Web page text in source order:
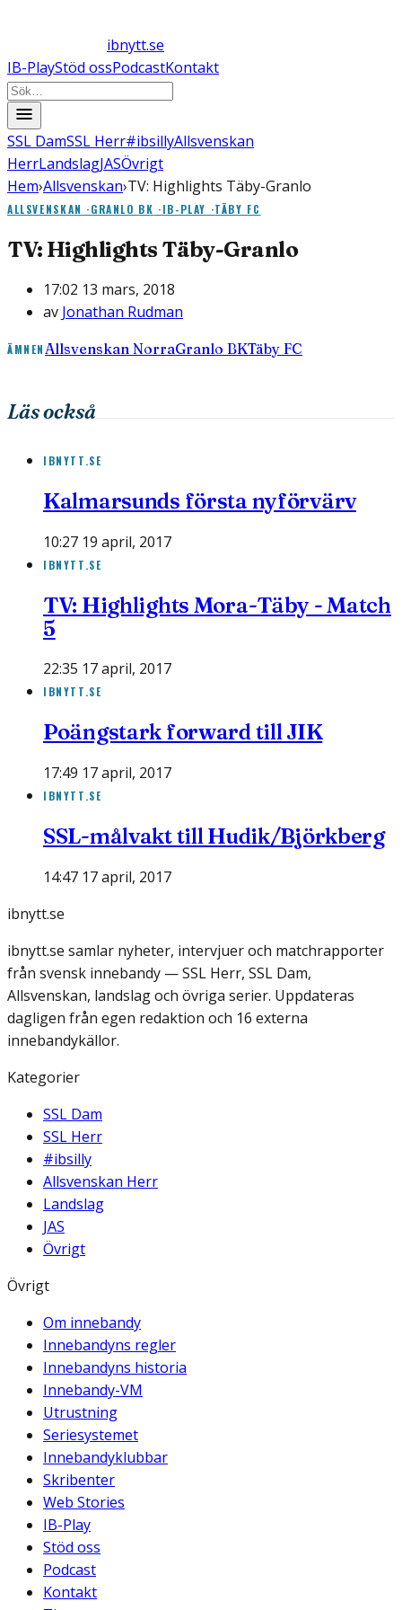
ibnytt.se
IB-PlayStöd ossPodcastKontakt
SSL DamSSL Herr#ibsillyAllsvenskan
HerrLandslagJASÖvrigt
Hem›Allsvenskan›TV: Highlights Täby-Granlo
ALLSVENSKAN ·GRANLO BK ·IB-PLAY ·TÄBY FC
TV: Highlights Täby-Granlo
17:02 13 mars, 2018
av Jonathan Rudman
ÄMNEN Allsvenskan NorraGranlo BKTäby FC
Läs också
IBNYTT.SE
Kalmarsunds första nyförvärv
10:27 19 april, 2017
IBNYTT.SE
TV: Highlights Mora-Täby - Match
5
22:35 17 april, 2017
IBNYTT.SE
Poängstark forward till JIK
17:49 17 april, 2017
IBNYTT.SE
SSL-målvakt till Hudik/Björkberg
14:47 17 april, 2017
ibnytt.se
ibnytt.se samlar nyheter, intervjuer och matchrapporter
från svensk innebandy — SSL Herr, SSL Dam,
Allsvenskan, landslag och övriga serier. Uppdateras
dagligen från egen redaktion och 16 externa
innebandykällor.
Kategorier
SSL Dam
SSL Herr
#ibsilly
Allsvenskan Herr
Landslag
JAS
Övrigt
Övrigt
Om innebandy
Innebandyns regler
Innebandyns historia
Innebandy-VM
Utrustning
Seriesystemet
Innebandyklubbar
Skribenter
Web Stories
IB-Play
Stöd oss
Podcast
Kontakt